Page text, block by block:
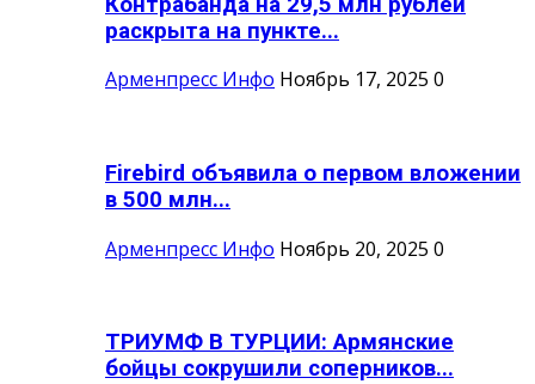
раскрыта на пункте...
Арменпресс Инфо Ноябрь 17, 2025 0
Firebird объявила о первом вложении
в 500 млн...
Арменпресс Инфо Ноябрь 20, 2025 0
ТРИУМФ В ТУРЦИИ: Армянские
бойцы сокрушили соперников...